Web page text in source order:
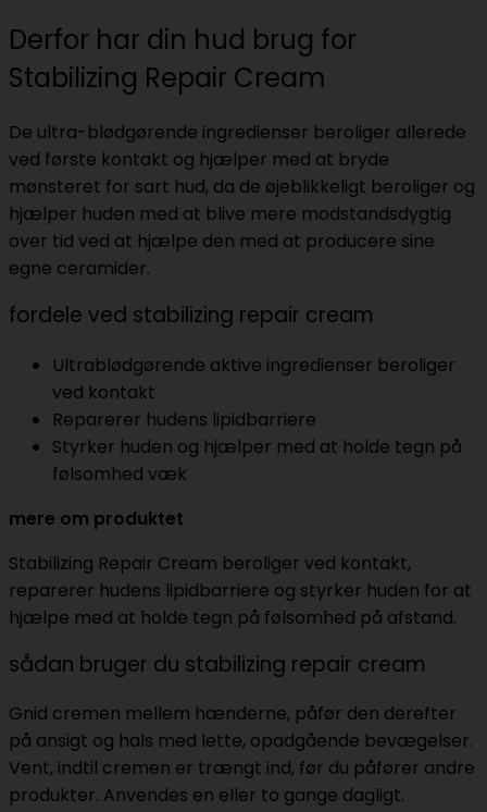
Derfor har din hud brug for
Stabilizing Repair Cream
De ultra-blødgørende ingredienser beroliger allerede
ved første kontakt og hjælper med at bryde
mønsteret for sart hud, da de øjeblikkeligt beroliger og
hjælper huden med at blive mere modstandsdygtig
over tid ved at hjælpe den med at producere sine
egne ceramider.
fordele ved stabilizing repair cream
Ultrablødgørende aktive ingredienser beroliger
ved kontakt
Reparerer hudens lipidbarriere
Styrker huden og hjælper med at holde tegn på
følsomhed væk
mere om produktet
Stabilizing Repair Cream beroliger ved kontakt,
reparerer hudens lipidbarriere og styrker huden for at
hjælpe med at holde tegn på følsomhed på afstand.
sådan bruger du stabilizing repair cream
Gnid cremen mellem hænderne, påfør den derefter
på ansigt og hals med lette, opadgående bevægelser.
Vent, indtil cremen er trængt ind, før du påfører andre
produkter. Anvendes en eller to gange dagligt.